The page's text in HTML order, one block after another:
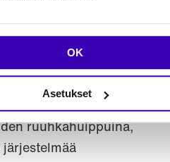
OK
Asetukset
ruuhkahuippuina,